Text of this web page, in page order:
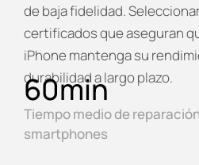
de baja fidelidad.
certificados que aseguran
iPhone mantenga su
durabilidad a largo plazo.
Tiempo medio de
smartphones
60min